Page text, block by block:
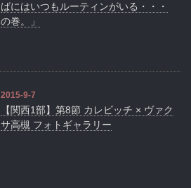
ばにはいつもルーティンがいる・・・
の巻。」
2015-9-7
【関西1部】第8節 カレビッチ × ヴァク
サ高槻 フォトギャラリー